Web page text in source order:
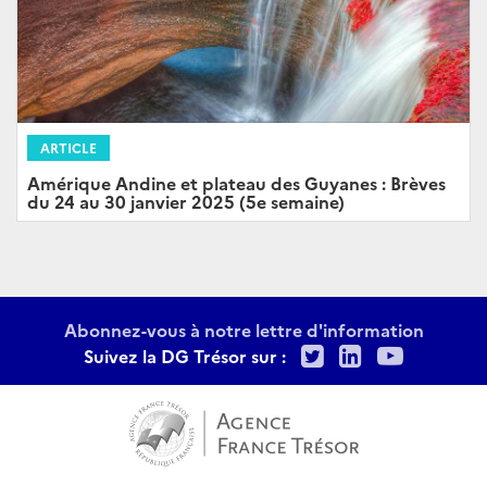
ARTICLE
Amérique Andine et plateau des Guyanes : Brèves
du 24 au 30 janvier 2025 (5e semaine)
Abonnez-vous à notre lettre d'information
Suivez la DG Trésor sur :
TwitterLinkedIn